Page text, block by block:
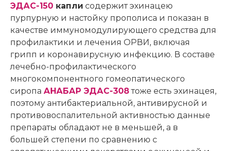
ЭДАС-150 капли содержит эхинацею
пурпурную и настойку прополиса и показан в
качестве иммуномодулирующего средства для
профилактики и лечения ОРВИ, включая
грипп и коронавирусную инфекцию. В составе
лечебно-профилактического
многокомпонентного гомеопатического
сиропа АНАБАР ЭДАС-308тоже есть эхинацея,
поэтому антибактериальной, антивирусной и
противовоспалительной активностью данные
препараты обладают не в меньшей, а в
большей степени по сравнению с